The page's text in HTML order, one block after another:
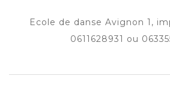
Ecole de danse Avignon 1,
0611628931 ou